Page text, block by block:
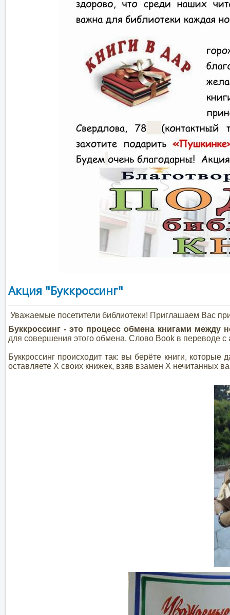
Акция "Буккроссинг"
Уважаемые посетители библиотеки! Приглашаем Вас
Буккроссинг - это процесс обмена книгами
для совершения этого обмена. Слово Book в переводе
Буккроссинг происходит так: вы берёте книги,
оставляете X своих книжек, взяв взамен X нечитанных